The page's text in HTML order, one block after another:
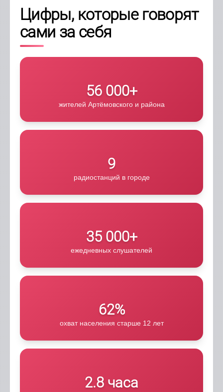
Цифры, которые говорят
сами за себя
56 000+
жителей Артёмовского и района
9
радиостанций в городе
35 000+
ежедневных слушателей
62%
охват населения старше 12 лет
2.8 часа